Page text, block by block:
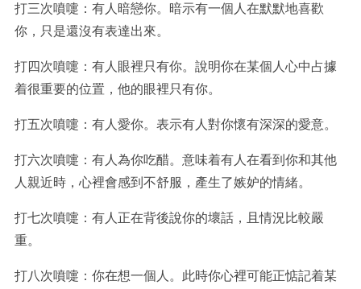
打三次噴嚏：有人暗戀你。暗示有一個人在默默地喜歡
你，只是還沒有表達出來。
打四次噴嚏：有人眼裡只有你。說明你在某個人心中占據
着很重要的位置，他的眼裡只有你。
打五次噴嚏：有人愛你。表示有人對你懷有深深的愛意。
打六次噴嚏：有人為你吃醋。意味着有人在看到你和其他
人親近時，心裡會感到不舒服，產生了嫉妒的情緒。
打七次噴嚏：有人正在背後說你的壞話，且情況比較嚴
重。
打八次噴嚏：你在想一個人。此時你心裡可能正惦記着某